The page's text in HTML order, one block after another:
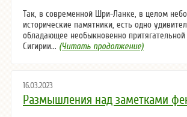
Так, в современной Шри-Ланке, в целом
исторические памятники, есть одно
обладающее необыкновенно притягательной
Сигирии... (Читать продолжение)
16.03.2023
Размышления над заметками